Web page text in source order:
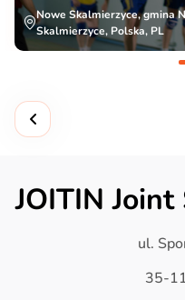
Nowe Skalmierzyce, gmina
Skalmierzyce, Polska, PL
JOITIN
ul.
35-